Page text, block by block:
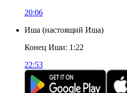
20:06
Иша (настоящий Иша)
Конец Иши: 1:22
22:53